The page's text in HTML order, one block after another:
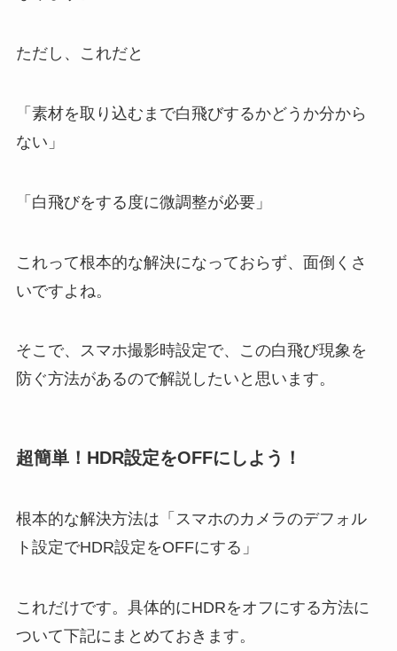
ただし、これだと
「素材を取り込むまで白飛びするかどうか分から
ない」
「白飛びをする度に微調整が必要」
これって根本的な解決になっておらず、面倒くさ
いですよね。
そこで、スマホ撮影時設定で、この白飛び現象を
防ぐ方法があるので解説したいと思います。
超簡単！HDR設定をOFFにしよう！
根本的な解決方法は「スマホのカメラのデフォル
ト設定でHDR設定をOFFにする」
これだけです。具体的にHDRをオフにする方法に
ついて下記にまとめておきます。